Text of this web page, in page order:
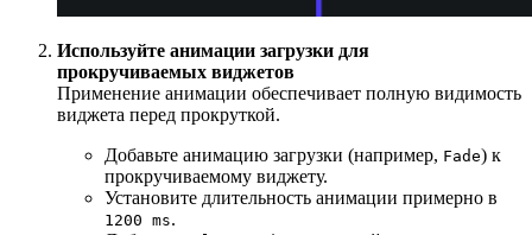
Используйте анимации загрузки для
прокручиваемых виджетов
Применение анимации обеспечивает полную видимость
виджета перед прокруткой.
Добавьте анимацию загрузки (например, Fade) к
прокручиваемому виджету.
Установите длительность анимации примерно в
1200 ms.